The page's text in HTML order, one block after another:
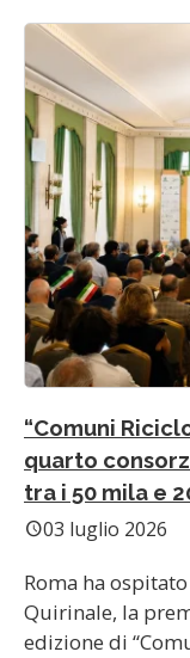
“Comuni
quarto
tra i 50 mila e
schedule03 luglio 2026
Roma ha
Quirinale, la
edizione di